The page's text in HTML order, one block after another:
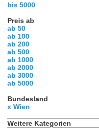
bis 5000
Preis ab
ab 50
ab 100
ab 200
ab 500
ab 1000
ab 2000
ab 3000
ab 5000
Bundesland
x Wien
Weitere Kategorien